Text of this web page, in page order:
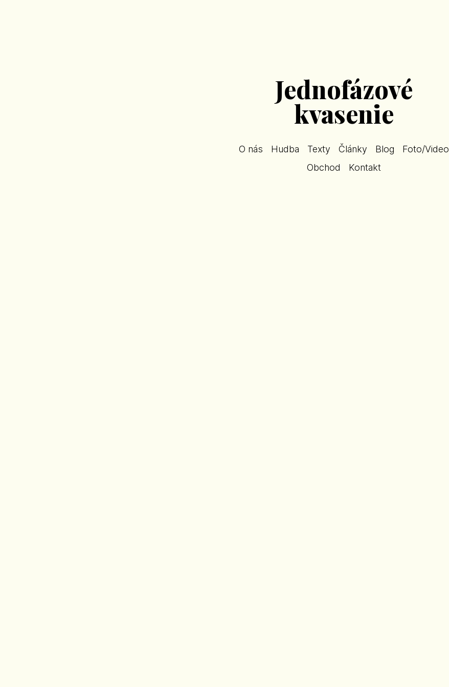
Jednofázové
kvasenie
O nás Hudba Texty Články Blog
Foto/Video
Obchod
Kontakt